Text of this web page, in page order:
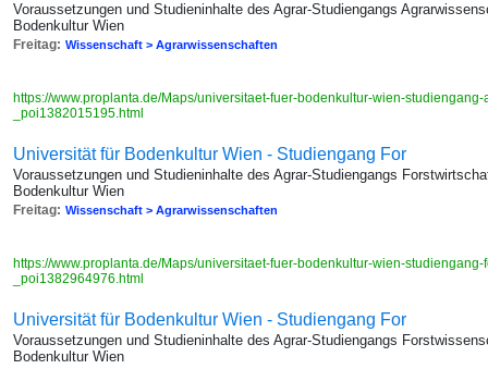
Voraussetzungen und Studieninhalte des Agrar-Studiengangs
Bodenkultur Wien
Freitag: Wissenschaft > Agrarwissenschaften
https://www.proplanta.de/Maps/universitaet-fuer-bodenkultur-wien-
_poi1382015195.html
Universität für Bodenkultur Wien - Studiengang For
Voraussetzungen und Studieninhalte des Agrar-Studiengangs
Bodenkultur Wien
Freitag: Wissenschaft > Agrarwissenschaften
https://www.proplanta.de/Maps/universitaet-fuer-bodenkultur-wien-
_poi1382964976.html
Universität für Bodenkultur Wien - Studiengang For
Voraussetzungen und Studieninhalte des Agrar-Studiengangs
Bodenkultur Wien